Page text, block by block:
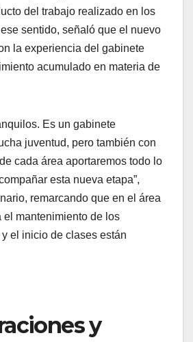
del trabajo realizado en los
sentido, señaló que el nuevo
la experiencia del gabinete
acumulado en materia de
Es un gabinete
juventud, pero también con
cada área aportaremos todo lo
esta nueva etapa”,
remarcando que en el área
el mantenimiento de los
el inicio de clases están
y